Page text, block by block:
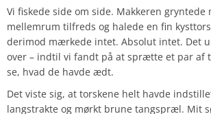
Vi fiskede side om side. Makkeren gryntede
mellemrum tilfreds og halede en fin
derimod mærkede intet. Absolut intet. Det
over – indtil vi fandt på at sprætte et par af
se, hvad de havde ædt.
Det viste sig, at torskene helt havde
langstrakte og mørkt brune tangspræl. Mit